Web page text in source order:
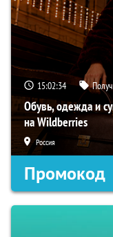
15:02:32
Обувь, одежда и
на Wildberries
Россия
Промокод